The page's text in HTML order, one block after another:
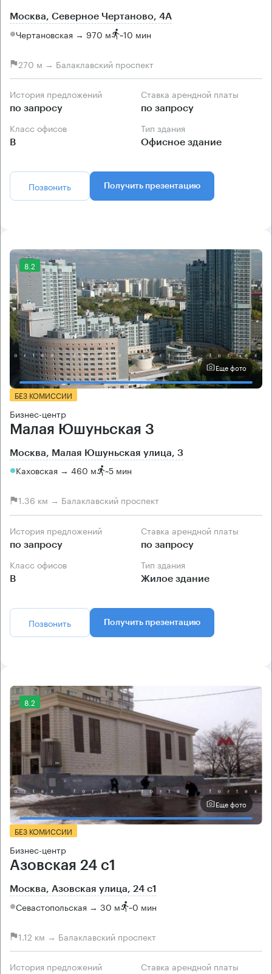
Москва, Северное Чертаново, 4А
Чертановская → 970 м ~10 мин
270 м → Балаклавский проспект
История предложений
по запросу
Ставка арендной платы
по запросу
Класс офисов
B
Тип здания
Офисное здание
Позвонить Получить презентацию
8.2
Еще фото
БЕЗ КОМИССИИ
Бизнес-центр
Малая Юшуньская 3
Москва, Малая Юшуньская улица, 3
Каховская → 460 м ~5 мин
1.36 км → Балаклавский проспект
История предложений
по запросу
Ставка арендной платы
по запросу
Класс офисов
B
Тип здания
Жилое здание
Позвонить Получить презентацию
8.2
Еще фото
БЕЗ КОМИССИИ
Бизнес-центр
Азовская 24 с1
Москва, Азовская улица, 24 с1
Севастопольская → 30 м ~0 мин
1.12 км → Балаклавский проспект
История предложений Ставка арендной платы